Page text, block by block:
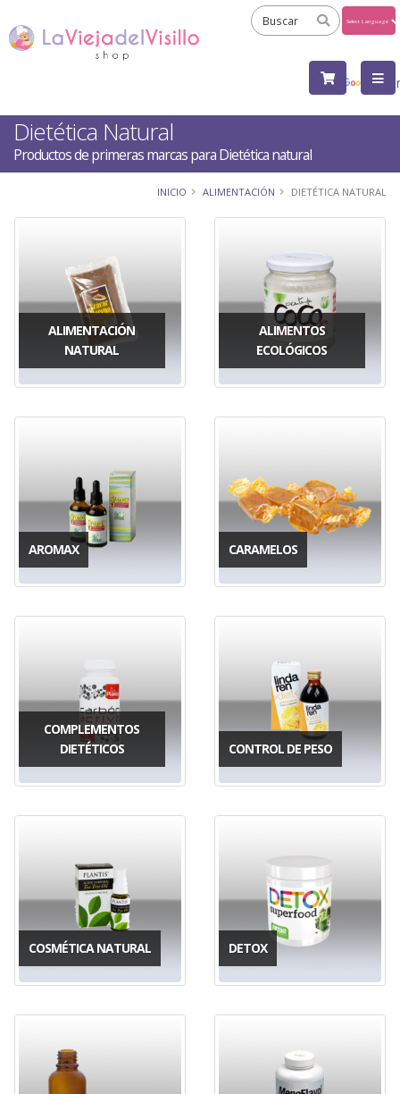
by
Dietética Natural
Productos de primeras marcas para Dietética natural
INICIO ALIMENTACIÓN DIETÉTICA NATURAL
ALIMENTACIÓN
NATURAL
ALIMENTOS
ECOLÓGICOS
AROMAX CARAMELOS
COMPLEMENTOS
DIETÉTICOS
CONTROL DE PESO
COSMÉTICA NATURAL DETOX